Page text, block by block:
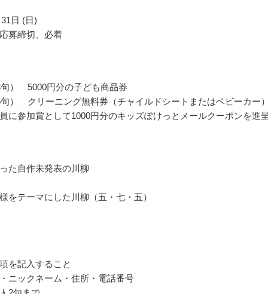
日 (日)
募締切、必着
） 5000円分の子ども商品券
） クリーニング無料券（チャイルドシートまたはベビーカー
に参加賞として1000円分のキッズぽけっとメールクーポンを進
た自作未発表の川柳
をテーマにした川柳（五・七・五）
を記入すること
ニックネーム・住所・電話番号